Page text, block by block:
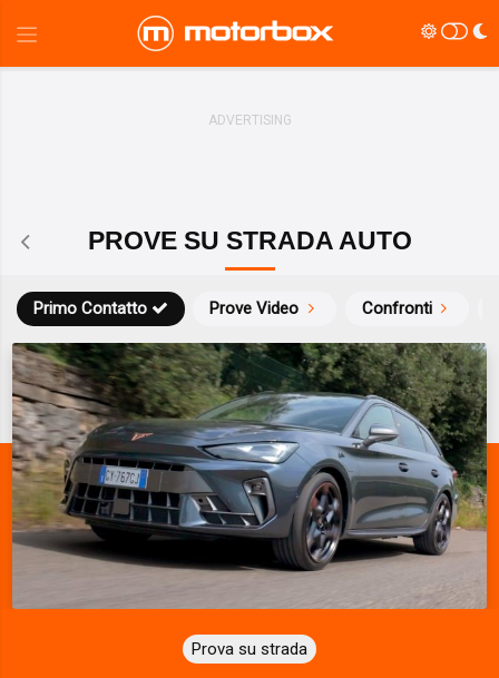
PROVE SU STRADA AUTO
Prove Video Confronti
Primo Contatto
Prova su strada